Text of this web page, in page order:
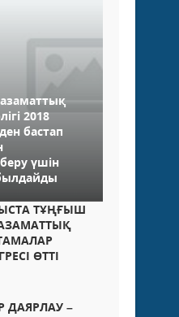
азаматтық
2018
бастап
үшін
ТҰҢҒЫШ
ӨТТІ
ДАЯРЛАУ –